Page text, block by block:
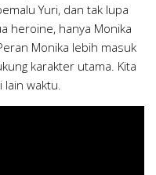
Yuri, dan tak lupa
heroine, hanya Monika
Monika lebih masuk
karakter utama. Kita
waktu.